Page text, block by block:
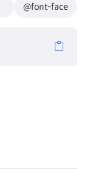
@font-face